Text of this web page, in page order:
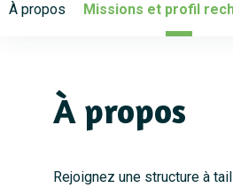
À propos Missions et profil
À propos
Rejoignez une structure à